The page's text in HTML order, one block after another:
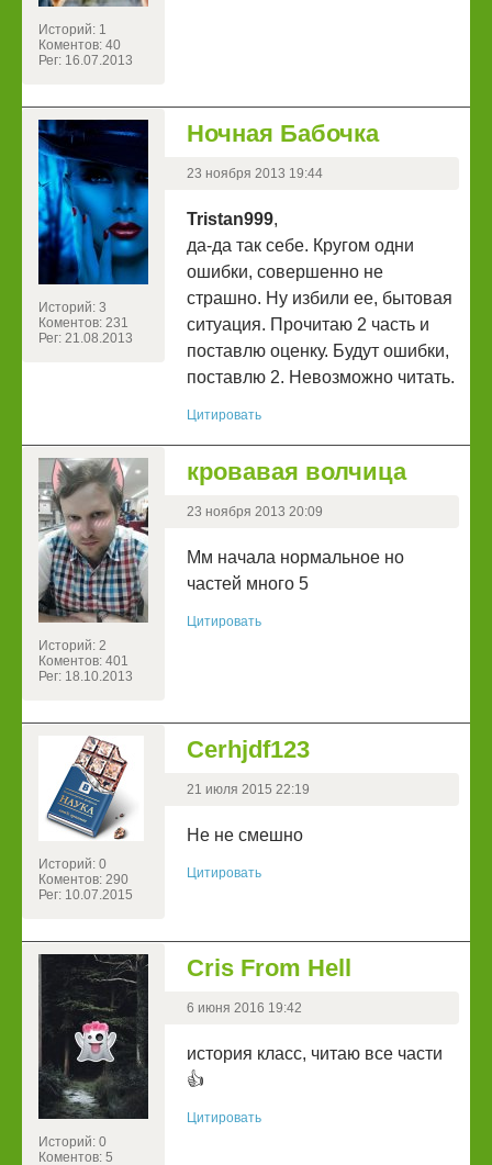
Историй: 1
Коментов: 40
Рег: 16.07.2013
Историй: 3
Коментов: 231
Рег: 21.08.2013
Ночная Бабочка
23 ноября 2013 19:44
Tristan999,
да-да так себе. Кругом одни
ошибки, совершенно не
страшно. Ну избили ее, бытовая
ситуация. Прочитаю 2 часть и
поставлю оценку. Будут ошибки,
поставлю 2. Невозможно читать.
Цитировать
Историй: 2
Коментов: 401
Рег: 18.10.2013
кровавая волчица
23 ноября 2013 20:09
Мм начала нормальное но
частей много 5
Цитировать
Историй: 0
Коментов: 290
Рег: 10.07.2015
Cerhjdf123
21 июля 2015 22:19
Не не смешно
Цитировать
Историй: 0
Коментов: 5
Cris From Hell
6 июня 2016 19:42
история класс, читаю все части
👍
Цитировать